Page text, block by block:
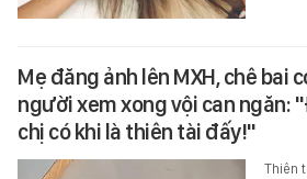
Mẹ đăng ảnh lên MXH, chê bai
người xem xong vội can ngăn:
chị có khi là thiên tài đấy!"
Thiên